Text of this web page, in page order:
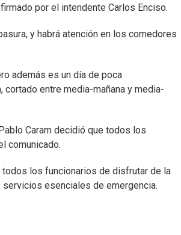
por el intendente Carlos Enciso.
y habrá atención en los comedores
además es un día de poca
cortado entre media-mañana y media-
Caram decidió que todos los
comunicado.
todos los funcionarios de disfrutar de la
servicios esenciales de emergencia.